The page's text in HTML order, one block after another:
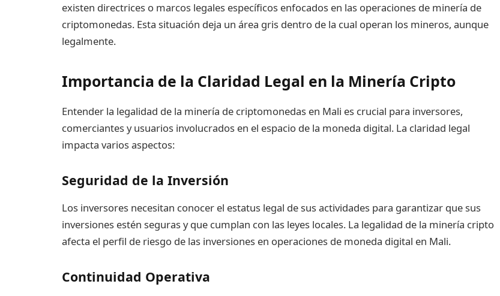
existen directrices o marcos legales específicos enfocados en las operaciones de minería de
criptomonedas. Esta situación deja un área gris dentro de la cual operan los mineros, aunque
legalmente.
Importancia de la Claridad Legal en la Minería Cripto
Entender la legalidad de la minería de criptomonedas en Mali es crucial para inversores,
comerciantes y usuarios involucrados en el espacio de la moneda digital. La claridad legal
impacta varios aspectos:
Seguridad de la Inversión
Los inversores necesitan conocer el estatus legal de sus actividades para garantizar que sus
inversiones estén seguras y que cumplan con las leyes locales. La legalidad de la minería cripto
afecta el perfil de riesgo de las inversiones en operaciones de moneda digital en Mali.
Continuidad Operativa